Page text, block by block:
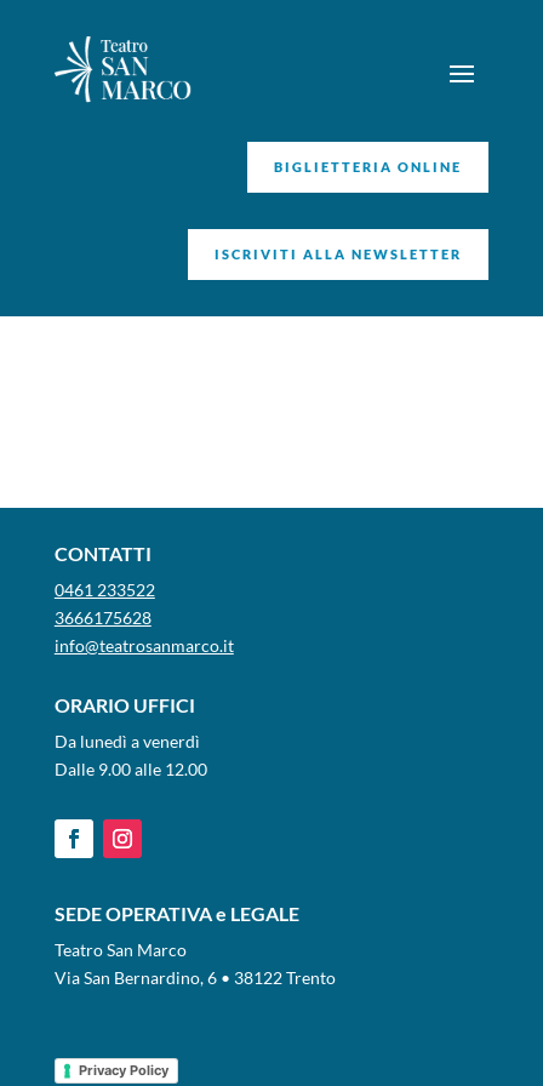
BIGLIETTERIA ONLINE
ISCRIVITI ALLA NEWSLETTER
CONTATTI
0461 233522
3666175628
info@teatrosanmarco.it
ORARIO UFFICI
Da lunedì a venerdì
Dalle 9.00 alle 12.00
SEDE OPERATIVA e LEGALE
Teatro San Marco
Via San Bernardino, 6 • 38122 Trento
Privacy Policy